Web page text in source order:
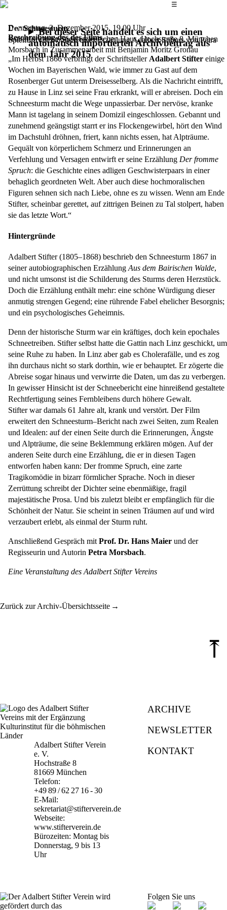
Das
☰
Bei dieser Seite handelt es sich um einen
automatisch importierten Archivbeitrag aus
dem Jahr 2015
Der Schneesturm
Spielfilm (2014) nach einer Erzählung Adalbert Stifters von Petra
Morsbach in Zusammenarbeit mit Benjamin Moritz Gronau
Beschreibung des des Films
„Im Herbst 1866 verbringt der Schriftsteller Adalbert Stifter einige
Wochen im Bayerischen Wald, wie immer zu Gast auf dem
Rosenberger Gut unterm Dreisesselberg. Als die Nachricht eintrifft,
zu Hause in Linz sei seine Frau erkrankt, will er abreisen. Doch ein
Schneesturm macht die Wege unpassierbar. Der nervöse, kranke
Mann ist tagelang in seinem Domizil eingeschlossen. Gebannt und
zunehmend geängstigt starrt er ins Flockengewirbel, hört den Wind
im Dachstuhl dröhnen, friert, kann nichts essen, hat Alpträume.
Gequält von körperlichem Schmerz und Erinnerungen an
Verfehlung und Versagen entwirft er seine Erzählung Der fromme
Spruch: die Geschichte eines adligen Geschwisterpaars in einer
behaglich geordneten Welt. Aber auch diese hochmoralischen
Figuren sehnen sich nach Liebe, ohne es zu wissen. Wenn am Ende
Stifter, scheinbar gerettet, auf zittrigen Beinen zu Tal stolpert, haben
sie das letzte Wort.“
Hintergründe
Adalbert Stifter (1805–1868) beschrieb den Schneesturm 1867 in
seiner autobiographischen Erzählung Aus dem Bairischen Walde,
und nicht umsonst ist die Schilderung des Sturms deren Herzstück.
Doch die Erzählung enthält mehr: eine schöne Würdigung dieser
anmutig strengen Gegend; eine rührende Fabel ehelicher Besorgnis;
und ein psychologisches Geheimnis.
Denn der historische Sturm war ein kräftiges, doch kein epochales
Schneetreiben. Stifter selbst hatte die Gattin nach Linz geschickt, um
seine Ruhe zu haben. In Linz aber gab es Cholerafälle, und es zog
ihn durchaus nicht so stark dorthin, wie er behauptet. Er zögerte die
Abreise sogar hinaus und verwirrte die Daten, um das zu verbergen.
In gewisser Hinsicht ist der Schneebericht eine hinreißend gestaltete
Rechtfertigung seines Fernbleibens durch höhere Gewalt.
Stifter war damals 61 Jahre alt, krank und verstört. Der Film
erweitert den Schneesturm–Bericht nach zwei Seiten, zum Realen
und Idealen: auf der einen Seite durch die Erinnerungen, Ängste
und Alpträume, die seine Beklemmung erklären mögen. Auf der
anderen Seite durch eine Erzählung, die er in diesen Tagen
entworfen haben kann: Der fromme Spruch, eine zarte
Tragikomödie in bizarr förmlicher Sprache. Noch in dieser
Zerrüttung schreibt der Dichter seine ebenmäßige, fragil
majestätische Prosa. Und bis zuletzt bleibt er empfänglich für die
Schönheit der Natur. Sie scheint in seinen Träumen auf und wird
verzaubert erlebt, als einmal der Sturm ruht.
Anschließend Gespräch mit Prof. Dr. Hans Maier und der
Regisseurin und Autorin Petra Morsbach.
Eine Veranstaltung des Adalbert Stifter Vereins
Donnerstag, 3. Dezember 2015, 19.00 Uhr
Kulturforum im Sudetendeutschen Haus, Hochstraße 8, München
Zurück zur Archiv-Übersichtsseite
⤒
Adalbert Stifter Verein
e. V.
Hochstraße 8
81669 München
Telefon:
+49 89 / 62 27 16 - 30
E-Mail:
sekretariat@stifterverein.de
Webseite:
www.stifterverein.de
Bürozeiten: Montag bis
Donnerstag, 9 bis 13
Uhr
ARCHIVE
NEWSLETTER
KONTAKT
Folgen Sie uns